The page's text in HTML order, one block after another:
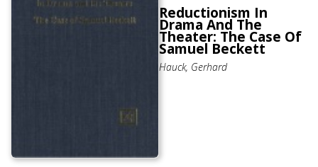
Reductionism In
Drama And The
Theater: The Case Of
Samuel Beckett
Hauck, Gerhard